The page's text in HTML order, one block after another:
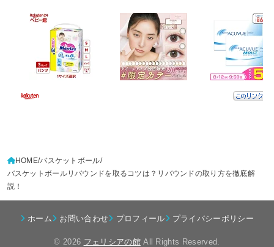
HOME バスケットボール
バスケットボールリバウンドを取るコツは？リバウンドの取り方を徹底解
説！
ホーム お問い合わせ プロフィール プライバシーポリシー
© 2026 フェリシアの館All Rights Reserved.